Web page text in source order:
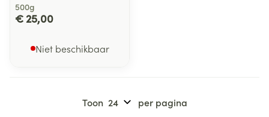
500g
€ 25,00
Niet beschikbaar
Toon per pagina